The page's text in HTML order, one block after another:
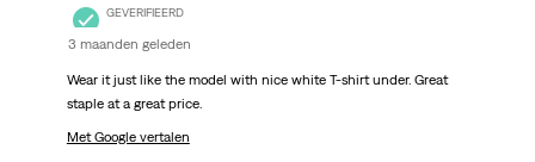
GEVERIFIEERD
3 maanden geleden
Wear it just like the model with nice white T-shirt under. Great
staple at a great price.
Met Google vertalen